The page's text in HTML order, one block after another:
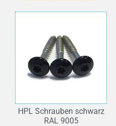
HPL Schrauben schwarz
RAL 9005